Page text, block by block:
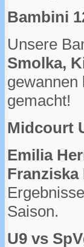
Bambini
Unsere
Smolka,
gemacht!
Midcourt
Emilia
Franziska
Saison.
U9 vs